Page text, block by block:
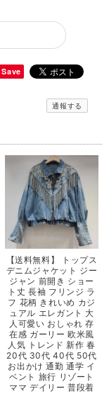
Save
通報する
【送料無料】 トップス
デニムジャケット ジー
ジャン 前開き ショー
ト丈 長袖 フリンジ ラ
フ 花柄 きれいめ カジ
ュアル エレガント 大
人可愛い おしゃれ 存
在感 ガーリー 欧米風
人気 トレンド 新作 春
20代 30代 40代 50代
お出かけ 通勤 通学 イ
ベント 旅行 リゾート
ママ デイリー 普段着